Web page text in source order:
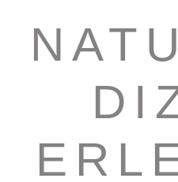
content